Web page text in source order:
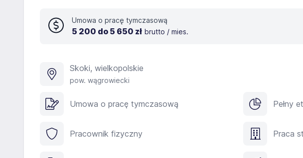
Umowa o pracę tymczasową
5 200 do 5 650 zł brutto / mies.
Skoki, wielkopolskie
pow. wągrowiecki
Umowa o pracę tymczasową Pełny
Pracownik fizyczny Praca